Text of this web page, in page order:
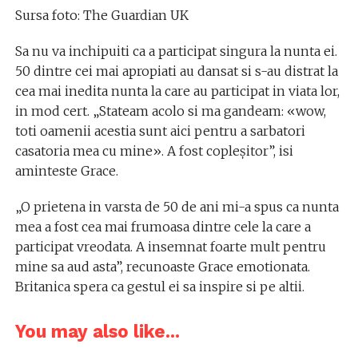
Sursa foto: The Guardian UK
Sa nu va inchipuiti ca a participat singura la nunta ei.
50 dintre cei mai apropiati au dansat si s-au distrat la
cea mai inedita nunta la care au participat in viata lor,
in mod cert. „Stateam acolo si ma gandeam: «wow,
toti oamenii acestia sunt aici pentru a sarbatori
casatoria mea cu mine». A fost copleşitor”, isi
aminteste Grace.
„O prietena in varsta de 50 de ani mi-a spus ca nunta
mea a fost cea mai frumoasa dintre cele la care a
participat vreodata. A insemnat foarte mult pentru
mine sa aud asta”, recunoaste Grace emotionata.
Britanica spera ca gestul ei sa inspire si pe altii.
You may also like...